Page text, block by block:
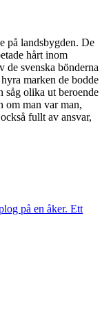
på landsbygden. De
hårt inom
de svenska bönderna
marken de bodde
såg olika ut beroende
om man var man,
fullt av ansvar,